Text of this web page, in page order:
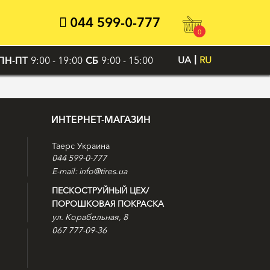
044 599-0-777
0
ПТ 9:00 - 19:00 СБ 9:00 - 15:00 RU
UA
ИНТЕРНЕТ-МАГАЗИН
Таерс Украина
044 599-0-777
E-mail: info@tires.ua
ПЕСКОСТРУЙНЫЙ ЦЕХ/
ПОРОШКОВАЯ ПОКРАСКА
ул. Корабельная, 8
067 777-09-36